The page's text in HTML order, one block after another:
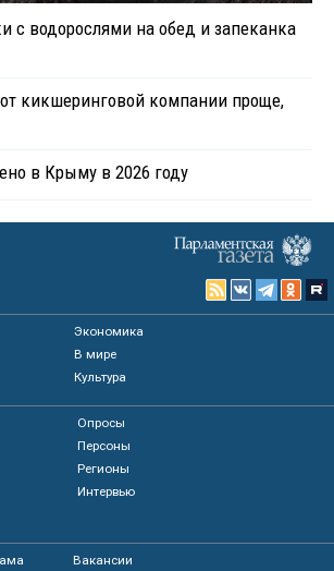
с водорослями на обед и запеканка
кикшеринговой компании проще,
в Крыму в 2026 году
Экономика
В мире
Культура
Опросы
Персоны
Регионы
Интервью
Вакансии